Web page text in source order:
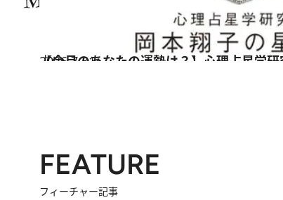
2026.7.31
【今月のあなたの運勢は？】心理占星学
占い
FEATURE
フィーチャー記事